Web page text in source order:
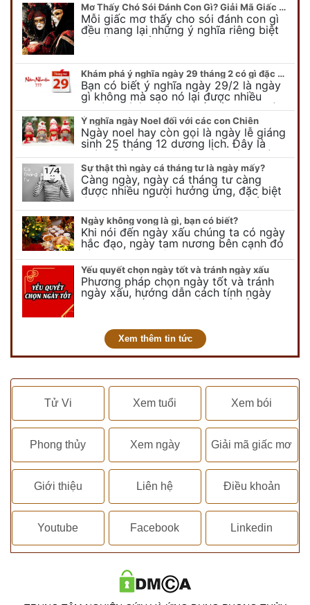
Mơ Thấy Chó Sói Đánh Con Gì? Giải Mã Giấc Mơ Bí Ẩn
Mỗi giấc mơ thấy cho sói đánh con gì
đều mang lại những ý nghĩa riêng biệt
và có thể phản ánh tâm trạng, suy nghĩ
Khám phá ý nghĩa ngày 29 tháng 2 có gì đặc biệt?
Bạn có biết ý nghĩa ngày 29/2 là ngày
gì không mà sao nó lại được nhiều
người chú ý đến vậy. Tất cả mọi người
đều cho rằng đây…
Ý nghĩa ngày Noel đối với các con Chiên
Ngày noel hay còn gọi là ngày lễ giáng
sinh 25 tháng 12 dương lịch. Đây là
ngày lễ của bên thiên chúa giáo, ngày
lễ thiên chúa giáng sinh,…
Sự thật thì ngày cá tháng tư là ngày mấy?
Càng ngày, ngày cá tháng tư càng
được nhiều người hưởng ứng, đặc biệt
là các bạn trẻ bởi họ sẽ nghĩ ra đủ trò
vui chơi, tinh nghịch, hài…
Ngày không vong là gì, bạn có biết?
Khi nói đến ngày xấu chúng ta có ngày
hắc đạo, ngày tam nương bên cạnh đó
còn có ngày không vong. Tuy nhiên khi
nói đến ngày không vong…
Yếu quyết chọn ngày tốt và tránh ngày xấu
Phương pháp chọn ngày tốt và tránh
ngày xấu, hướng dẫn cách tính ngày
tốt, ngày xấu trong tháng để tiến hành
Xem thêm tin tức
Tử Vi Xem tuổi Xem bói
Phong thủy Xem ngày Giải mã giấc mơ
Giới thiệu Liên hệ Điều khoản
Youtube Facebook Linkedin